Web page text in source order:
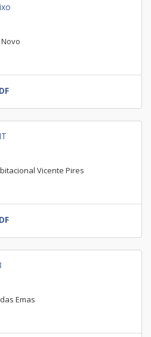
Vicente Pires
Emas